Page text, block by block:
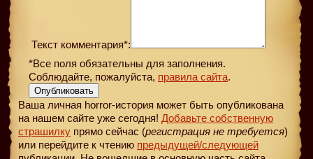
Текст комментария*:
*Все поля обязательны для заполнения.
Соблюдайте, пожалуйста, правила сайта.
Опубликовать
Ваша личная horror-история может быть опубликована
на нашем сайте уже сегодня! Добавьте собственную
страшилку прямо сейчас (регистрация не требуется)
или перейдите к чтению предыдущей/следующей